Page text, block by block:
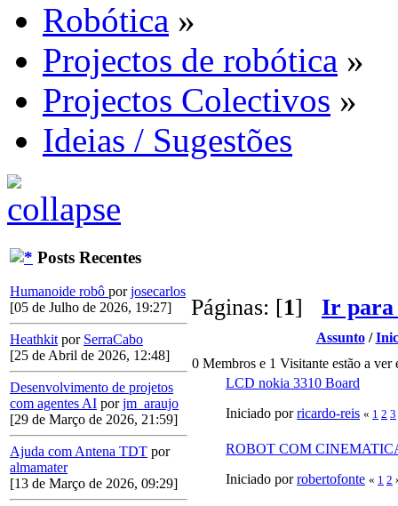
Robótica »
Projectos de robótica »
Projectos Colectivos »
Ideias / Sugestões
Posts Recentes
Humanoide robô porjosecarlos
[05 de Julho de 2026, 19:27]
Heathkit por SerraCabo
[25 de Abril de 2026, 12:48]
Desenvolvimento de projetos
com agentes AI porjm_araujo
[29 de Março de 2026, 21:59]
Ajuda com Antena TDT por
almamater
[13 de Março de 2026, 09:29]
Páginas: [1] Ir para
Assunto/
0 Membros e 1 Visitante estão a ver
LCD nokia 3310 Board
Iniciado porricardo-reis « 1 2 3
ROBOT COM
Iniciado porrobertofonte « 1 2